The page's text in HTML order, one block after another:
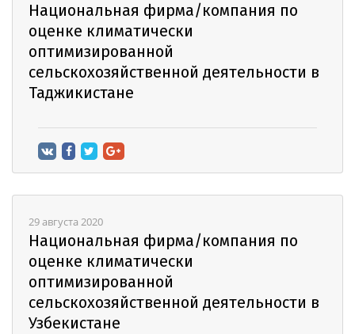
Национальная фирма/компания по
оценке климатически
оптимизированной
сельскохозяйственной деятельности в
Таджикистане
29 августа 2020
Национальная фирма/компания по
оценке климатически
оптимизированной
сельскохозяйственной деятельности в
Узбекистане